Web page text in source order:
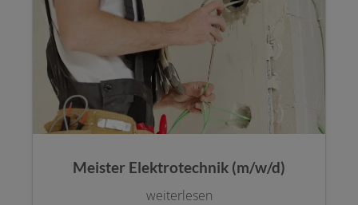
Meister Elektrotechnik (m/w/d)
weiterlesen